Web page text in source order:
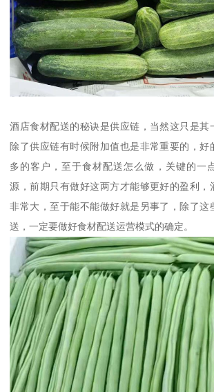
酒店食材配送的秘诀是供应链，当然这只是其
除了供应链有时候附加值也是非常重要的，好
多的客户，至于食材配送怎么做，关键的一
源，前期只有做好这两方才能够更好的盈利，
非常大，至于能不能做好就是另事了，除了这
送，一定要做好食材配送运营模式的确定。